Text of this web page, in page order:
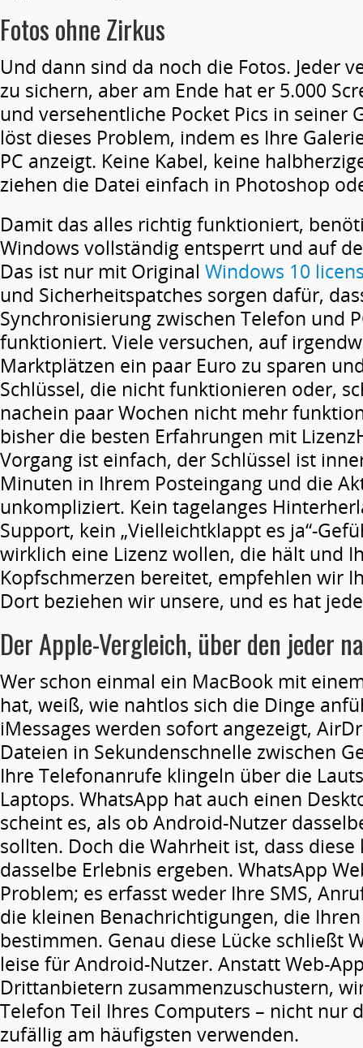
FotosohneZirkus
Und dann sind da noch die Fotos. Jeder
zu sichern, aber am Ende hat er 5.000
und versehentliche Pocket Pics in seiner
löst dieses Problem, indem es Ihre
PC anzeigt. Keine Kabel, keine
ziehen die Datei einfach in Photoshop
Damit das alles richtig funktioniert,
Windows vollständig entsperrt und auf
Das ist nur mit Original Windows 10
und Sicherheitspatches sorgen dafür,
Synchronisierung zwischen Telefon und
funktioniert. Viele versuchen, auf
Marktplätzen ein paar Euro zu sparen
Schlüssel, die nicht funktionieren oder,
nachein paar Wochen nicht mehr
bisher die besten Erfahrungen mit
Vorgang ist einfach, der Schlüssel ist
Minuten in Ihrem Posteingang und die
unkompliziert. Kein tagelanges
Support, kein „Vielleichtklappt es ja“-
wirklich eine Lizenz wollen, die hält und
Kopfschmerzen bereitet, empfehlen wir
Dort beziehen wir unsere, und es hat
Der Apple-Vergleich, überden jeder
Wer schon einmal ein MacBook mit
hat, weiß, wie nahtlos sich die Dinge
iMessages werden sofort angezeigt,
Dateien in Sekundenschnelle zwischen
Ihre Telefonanrufe klingeln über die
Laptops. WhatsApp hat auch einen
scheint es, als ob Android-Nutzer
sollten. Doch die Wahrheit ist, dass
dasselbe Erlebnis ergeben. WhatsApp
Problem; es erfasst weder Ihre SMS,
die kleinen Benachrichtigungen, die
bestimmen. Genau diese Lücke schließt
leise für Android-Nutzer. Anstatt Web-
Drittanbietern zusammenzuschustern,
Telefon Teil Ihres Computers – nicht nur
zufällig am häufigsten verwenden.